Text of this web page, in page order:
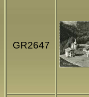
GR2647